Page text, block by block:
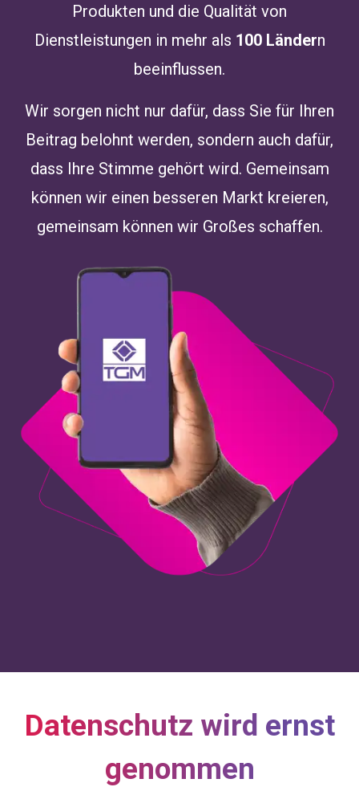
Produkten und die Qualität von
Dienstleistungen in mehr als 100 Ländern
beeinflussen.
Wir sorgen nicht nur dafür, dass Sie für Ihren
Beitrag belohnt werden, sondern auch dafür,
dass Ihre Stimme gehört wird. Gemeinsam
können wir einen besseren Markt kreieren,
gemeinsam können wir Großes schaffen.
Datenschutz wird ernst
genommen